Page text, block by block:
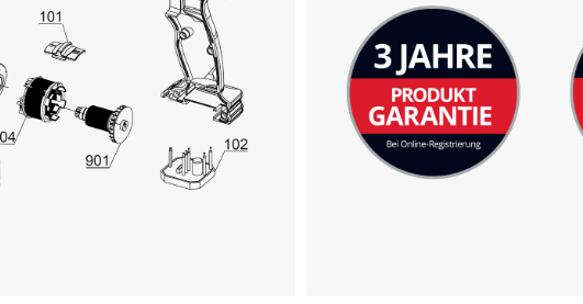
the site with their CMP to add this content
to the list of technologies used.
Powered by
Usercentrics Consent
Management Platform